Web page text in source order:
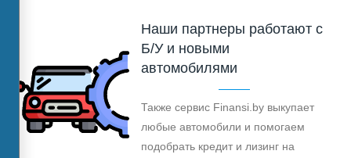
Наши партнеры работают с
Б/У и новыми
автомобилями
Также сервис Finansi.by выкупает
любые автомобили и помогаем
подобрать кредит и лизинг на